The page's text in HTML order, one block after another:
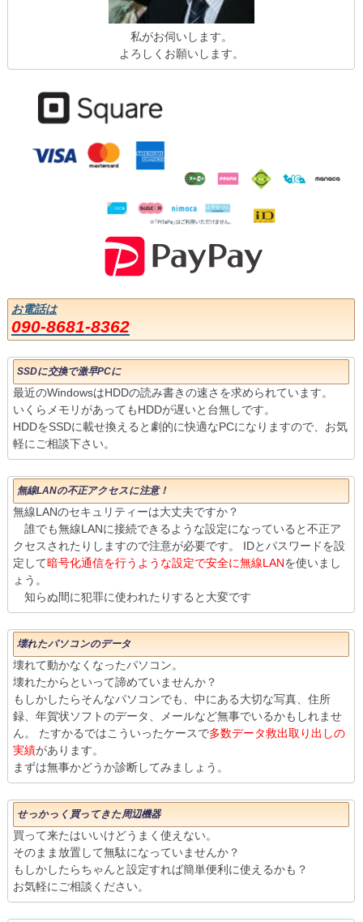
私がお伺いします。
よろしくお願いします。
お電話は
090-8681-8362
SSDに交換で激早PCに
最近のWindowsはHDDの読み書きの速さを求められています。
いくらメモリがあってもHDDが遅いと台無しです。
HDDをSSDに載せ換えると劇的に快適なPCになりますので、お気
軽にご相談下さい。
無線LANの不正アクセスに注意！
無線LANのセキュリティーは大丈夫ですか？
誰でも無線LANに接続できるような設定になっていると不正ア
クセスされたりしますので注意が必要です。 IDとパスワードを設
定して暗号化通信を行うような設定で安全に無線LANを使いまし
ょう。
知らぬ間に犯罪に使われたりすると大変です
壊れたパソコンのデータ
壊れて動かなくなったパソコン。
壊れたからといって諦めていませんか？
もしかしたらそんなパソコンでも、中にある大切な写真、住所
録、年賀状ソフトのデータ、メールなど無事でいるかもしれませ
ん。 たすかるではこういったケースで多数データ救出取り出しの
実績があります。
まずは無事かどうか診断してみましょう。
せっかっく買ってきた周辺機器
買って来たはいいけどうまく使えない。
そのまま放置して無駄になっていませんか？
もしかしたらちゃんと設定すれば簡単便利に使えるかも？
お気軽にご相談ください。